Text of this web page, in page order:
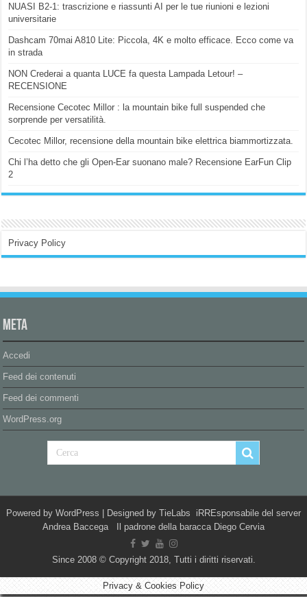
NUASI B2-1: trascrizione e riassunti AI per le tue riunioni e lezioni
universitarie
Dashcam 70mai A810 Lite: Piccola, 4K e molto efficace. Ecco come va
in strada
NON Crederai a quanta LUCE fa questa Lampada Letour! –
RECENSIONE
Recensione Cecotec Millor : la mountain bike full suspended che
sorprende per versatilità.
Cecotec Millor, recensione della mountain bike elettrica biammortizzata.
Chi l’ha detto che gli Open-Ear suonano male? Recensione EarFun Clip
2
Privacy Policy
Meta
Accedi
Feed dei contenuti
Feed dei commenti
WordPress.org
Powered by WordPress | Designed by TieLabs iRREsponsabile del server
Andrea Baccega Il padrone della baracca Diego Cervia
Since 2008 © Copyright 2018, Tutti i diritti riservati.
Privacy & Cookies Policy